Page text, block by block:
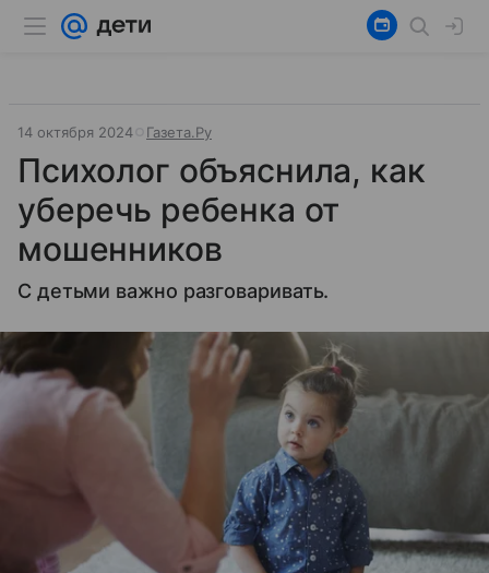
14 октября 2024 Газета.Ру
Психолог объяснила, как
уберечь ребенка от
мошенников
С детьми важно разговаривать.